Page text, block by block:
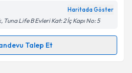
işlenmesine ilişkin
Aydınlatma
ve kişisel verilerimin belirtilen
kabul ediyorum.
Haritada Göster
Life B Evleri Kat: 2 İç Kapı No: 5
Talep Et
Talebi